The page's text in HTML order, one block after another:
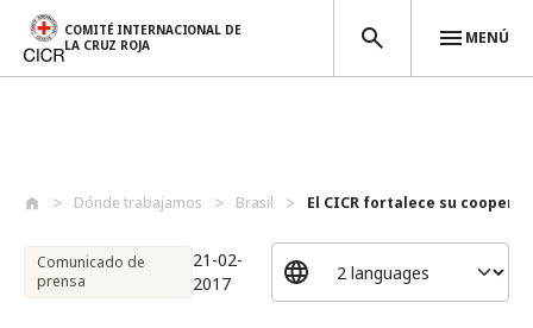
COMITÉ INTERNACIONAL DE
LA CRUZ ROJA
MENÚ
Dónde trabajamos Brasil El CICR fortalece su
Comunicado de
prensa
21-02-
2017